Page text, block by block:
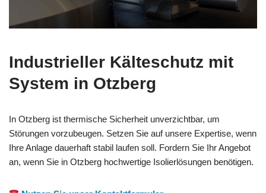
Industrieller Kälteschutz mit
System in Otzberg
In Otzberg ist thermische Sicherheit unverzichtbar, um
Störungen vorzubeugen. Setzen Sie auf unsere Expertise, wenn
Ihre Anlage dauerhaft stabil laufen soll. Fordern Sie Ihr Angebot
an, wenn Sie in Otzberg hochwertige Isolierlösungen benötigen.